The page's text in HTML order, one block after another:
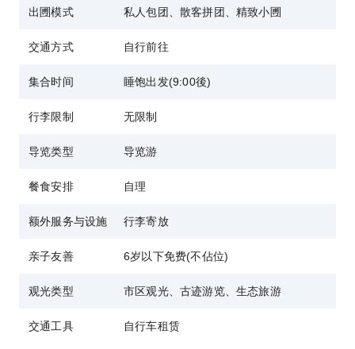
出圑模式 私人包团、散客拼团、精致小圑
交通方式 自行前往
集合时间 睡饱出发(9:00後)
行李限制 无限制
导览类型 导览游
餐食安排 自理
额外服务与设施 行李寄放
亲子友善 6岁以下免费(不佔位)
观光类型 市区观光、古迹游览、生态旅游
交通工具 自行车租赁